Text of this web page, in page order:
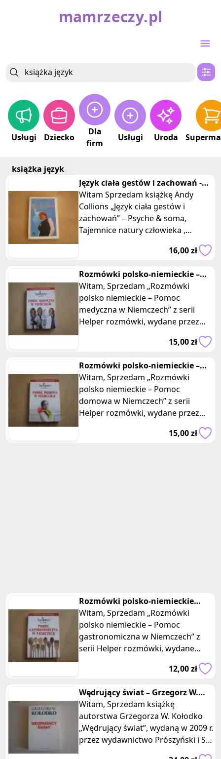
mamrzeczy.pl
Usługi Dziecko
Dla
firm
Usługi Uroda
książka język
Język ciała gestów i zachowań -
Andy Collins
Witam Sprzedam książkę Andy
Collions „Język ciała gestów i
zachowań” – Psyche & soma,
Tajemnice natury człowieka ,
Wydawnictwo Astrum. W16,00 zł
Rozmówki polsko-niemieckie –
Pomoc medyczna w Niemczech
Witam, Sprzedam „Rozmówki
polsko niemieckie – Pomoc
medyczna w Niemczech” z serii
Helper rozmówki, wydane przez
15,00 zł
Rozmówki polsko-niemieckie –
Pomoc domowa w Niemczech
Helper
Witam, Sprzedam „Rozmówki
polsko niemieckie – Pomoc
domowa w Niemczech” z serii
Helper rozmówki, wydane przez
15,00 zł
Rozmówki polsko-niemieckie
Pomoc gastronomiczna w
Niemczech
Witam, Sprzedam „Rozmówki
polsko niemieckie – Pomoc
gastronomiczna w Niemczech” z
serii Helper rozmówki, wydane
12,00 zł
Wędrujący świat – Grzegorz W.
Kołodko – autograf autora
Witam, Sprzedam książkę
autorstwa Grzegorza W. Kołodko
„Wędrujący świat”, wydaną w 2009 r.
przez wydawnictwo Prószyński i S-
ka. Książka w miękkiej, laminowa